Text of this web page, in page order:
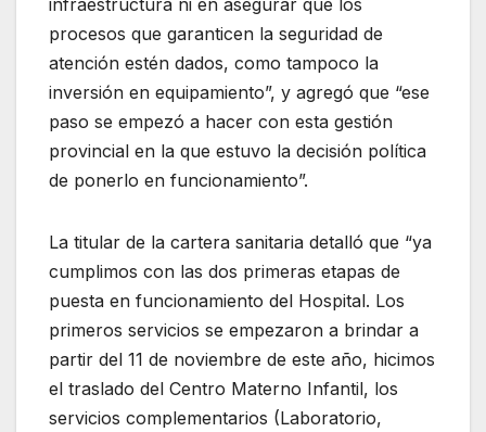
procesos que garanticen la seguridad de
atención estén dados, como tampoco la
inversión en equipamiento”, y agregó que “ese
paso se empezó a hacer con esta gestión
provincial en la que estuvo la decisión política
de ponerlo en funcionamiento”.
La titular de la cartera sanitaria detalló que “ya
cumplimos con las dos primeras etapas de
puesta en funcionamiento del Hospital. Los
primeros servicios se empezaron a brindar a
partir del 11 de noviembre de este año, hicimos
el traslado del Centro Materno Infantil, los
servicios complementarios (Laboratorio,